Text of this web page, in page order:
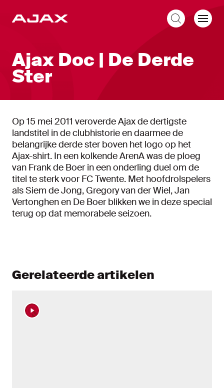
Ajax Doc | De Derde
Ster
Op 15 mei 2011 veroverde Ajax de dertigste
landstitel in de clubhistorie en daarmee de
belangrijke derde ster boven het logo op het
Ajax-shirt. In een kolkende ArenA was de ploeg
van Frank de Boer in een onderling duel om de
titel te sterk voor FC Twente. Met hoofdrolspelers
als Siem de Jong, Gregory van der Wiel, Jan
Vertonghen en De Boer blikken we in deze special
terug op dat memorabele seizoen.
Gerelateerde artikelen